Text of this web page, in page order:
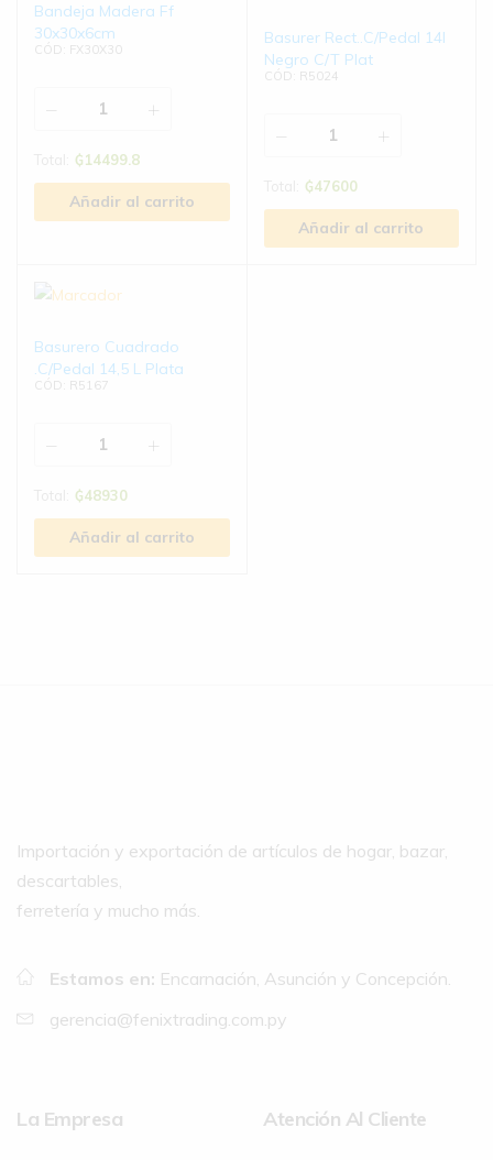
Bandeja Madera Ff
30x30x6cm
CÓD: FX30X30
₲14499.8
Añadir al carrito
Basurer Rect..C/Pedal 14l
Negro C/T Plat
CÓD: R5024
₲47600
Añadir al carrito
Basurero Cuadrado
.C/Pedal 14,5 L Plata
CÓD: R5167
₲48930
Añadir al carrito
Importación y exportación de artículos de hogar, bazar,
descartables,
ferretería y mucho más.
Estamos en: Encarnación, Asunción y Concepción.
gerencia@fenixtrading.com.py
La Empresa Atención Al Cliente